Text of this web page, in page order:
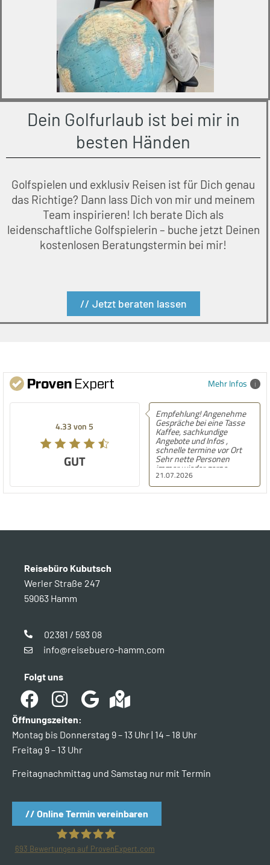
Dein Golfurlaub ist bei mir in
besten Händen
Golfspielen und exklusiv Reisen ist für Dich genau
das Richtige? Dann lass Dich von mir und meinem
Team inspirieren! Ich berate Dich als
leidenschaftliche Golfspielerin – buche jetzt Deinen
kostenlosen Beratungstermin bei mir!
// Jetzt beraten lassen
Mehr Infos
4.33 von 5
GUT
21.07.2026
Empfehlung! Angenehme
Gespräche bei eine Tasse
Kaffee, sachkundige
Angebote und Infos ,
schnelle termine vor Ort
Sehr nette Personen
immer wieder gerne
Reisebüro Kubutsch
Werler Straße 247
59063 Hamm
02381 / 593 08
info@reisebuero-hamm.com
Folgt uns
Öffnungszeiten:
Montag bis Donnerstag 9 – 13 Uhr | 14 – 18 Uhr
Freitag 9 – 13 Uhr
Freitagnachmittag und Samstag nur mit Termin
// Online Termin vereinbaren
693 Bewertungen auf ProvenExpert.com